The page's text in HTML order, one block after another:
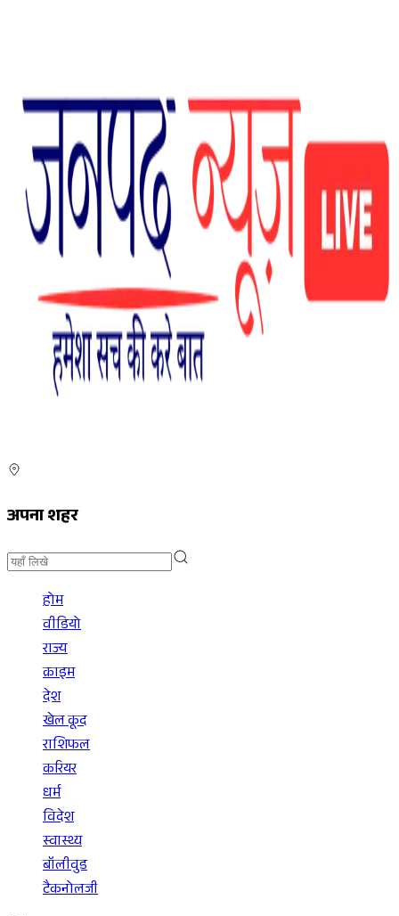
अपना शहर
होम
वीडियो
राज्य
क्राइम
देश
खेल कूद
राशिफल
करियर
धर्म
विदेश
स्वास्थ्य
बॉलीवुड
टैकनोलजी